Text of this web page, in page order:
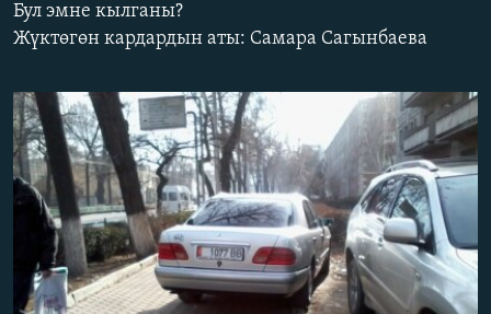
ЭКСПЕРТТЕР ТАЛДАЙТ
ДАНИСТЕ
ЭЖЕ-СИҢДИЛЕР
АЗАТТЫК+
ЫҢГАЙСЫЗ СУРООЛОР
ӨЗГӨЧӨ ПИКИР
Русский
ОНЛАЙН ШЕРИНЕ
ЭЕ/АРнун бардык сайттары
Бул эмне кылганы?
Жүктөгөн кардардын аты: Самара Сагынбаева